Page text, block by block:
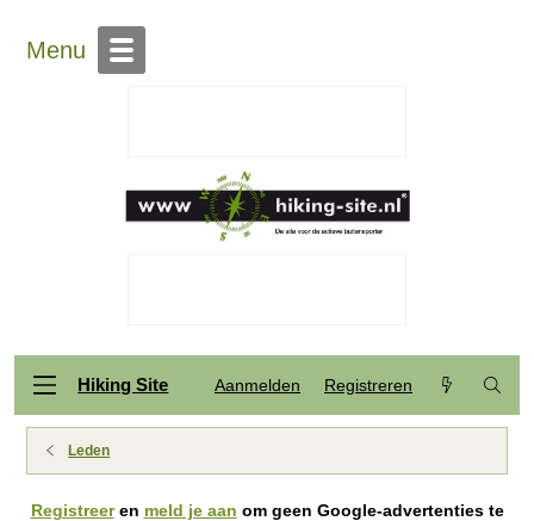
Menu
Hiking Site Aanmelden Registreren
Leden
Registreeren meld je aan om geen Google-advertenties te